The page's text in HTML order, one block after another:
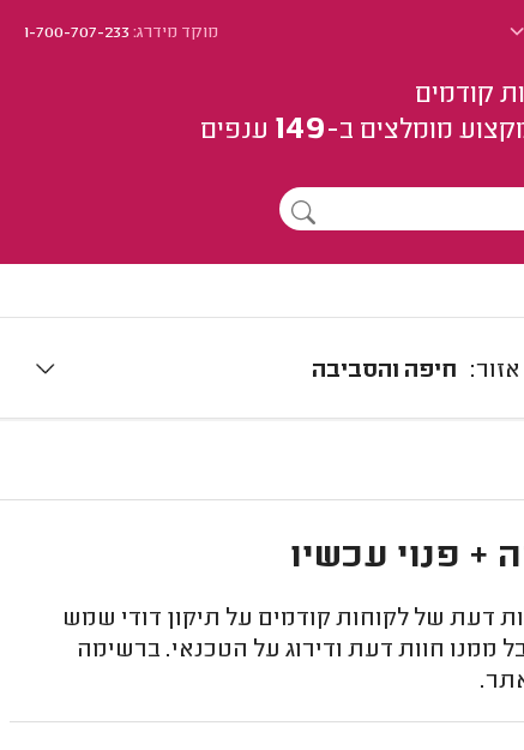
מוקד מידרג:1-700-707-233
קודמים
מומלצים ב-149 ענפים
חיפה והסביבה
+ פנוי עכשיו
דעת של לקוחות קודמים על תיקון דודי שמש
ממנו חוות דעת ודירוג על הטכנאי. ברשימה